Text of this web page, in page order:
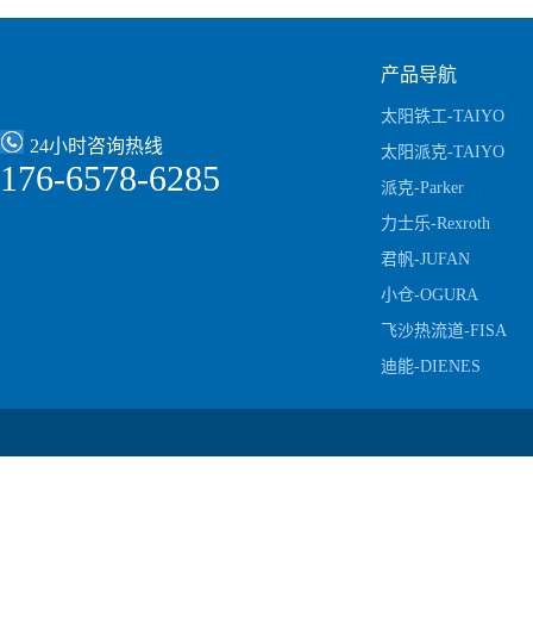
24小时咨询热线
176-6578-6285
产品导航
太阳铁工-TAIYO
太阳派克-TAIYO
Parker
派克-Parker
力士乐-Rexroth
君帆-JUFAN
小仓-OGURA
飞沙热流道-FISA
迪能-DIENES